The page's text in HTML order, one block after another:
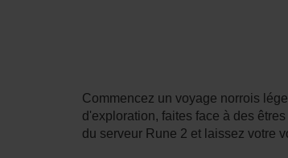
Commencez un voyage norrois
d'exploration, faites face à des
du serveur Rune 2 et laissez votre